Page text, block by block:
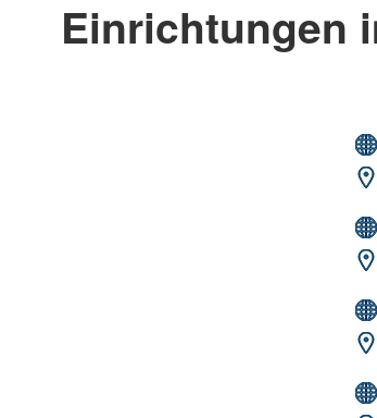
Einrichtungen